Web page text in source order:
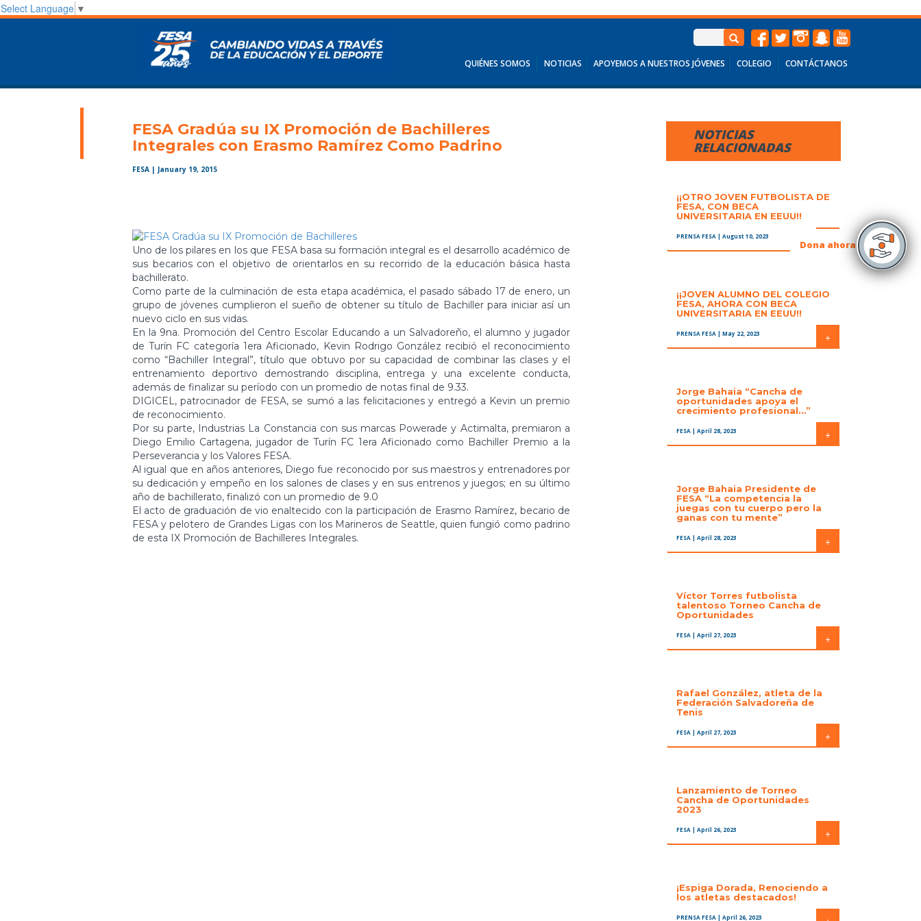
Select Language ▼
QUIÉNES SOMOS NOTICIAS APOYEMOS A NUESTROS JÓVENES COLEGIO CONTÁCTANOS
Dona ahora
FESA Gradúa su IX Promoción de Bachilleres
Integrales con Erasmo Ramírez Como Padrino
FESA | January 19, 2015
Uno de los pilares en los que FESA basa su formación integral es el desarrollo académico de
sus becarios con el objetivo de orientarlos en su recorrido de la educación básica hasta
bachillerato.
Como parte de la culminación de esta etapa académica, el pasado sábado 17 de enero, un
grupo de jóvenes cumplieron el sueño de obtener su título de Bachiller para iniciar así un
nuevo ciclo en sus vidas.
En la 9na. Promoción del Centro Escolar Educando a un Salvadoreño, el alumno y jugador
de Turín FC categoría 1era Aficionado, Kevin Rodrigo González recibió el reconocimiento
como “Bachiller Integral”, título que obtuvo por su capacidad de combinar las clases y el
entrenamiento deportivo demostrando disciplina, entrega y una excelente conducta,
además de finalizar su período con un promedio de notas final de 9.33.
DIGICEL, patrocinador de FESA, se sumó a las felicitaciones y entregó a Kevin un premio
de reconocimiento.
Por su parte, Industrias La Constancia con sus marcas Powerade y Actimalta, premiaron a
Diego Emilio Cartagena, jugador de Turín FC 1era Aficionado como Bachiller Premio a la
Perseverancia y los Valores FESA.
Al igual que en años anteriores, Diego fue reconocido por sus maestros y entrenadores por
su dedicación y empeño en los salones de clases y en sus entrenos y juegos; en su último
año de bachillerato, finalizó con un promedio de 9.0
El acto de graduación de vio enaltecido con la participación de Erasmo Ramírez, becario de
FESA y pelotero de Grandes Ligas con los Marineros de Seattle, quien fungió como padrino
de esta IX Promoción de Bachilleres Integrales.
NOTICIAS
RELACIONADAS
¡¡OTRO JOVEN FUTBOLISTA DE
FESA, CON BECA
UNIVERSITARIA EN EEUU!!
PRENSA FESA | August 10, 2023
¡¡JOVEN ALUMNO DEL COLEGIO
FESA, AHORA CON BECA
UNIVERSITARIA EN EEUU!!
PRENSA FESA | May 22, 2023 +
Jorge Bahaia “Cancha de
oportunidades apoya el
crecimiento profesional…”
FESA | April 28, 2023 +
Jorge Bahaia Presidente de
FESA “La competencia la
juegas con tu cuerpo pero la
ganas con tu mente”
FESA | April 28, 2023 +
Víctor Torres futbolista
talentoso Torneo Cancha de
Oportunidades
FESA | April 27, 2023 +
Rafael González, atleta de la
Federación Salvadoreña de
Tenis
FESA | April 27, 2023 +
Lanzamiento de Torneo
Cancha de Oportunidades
2023
FESA | April 26, 2023 +
¡Espiga Dorada, Renociendo a
los atletas destacados!
PRENSA FESA | April 26, 2023